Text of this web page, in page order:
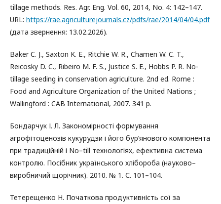
tillage methods. Res. Agr. Eng. Vol. 60, 2014, No. 4: 142–147.
URL: https://rae.agriculturejournals.cz/pdfs/rae/2014/04/04.pdf
(дата звернення: 13.02.2026).
Baker C. J., Saxton K. E., Ritchie W. R., Chamen W. C. T.,
Reicosky D. C., Ribeiro M. F. S., Justice S. E., Hobbs P. R. No-
tillage seeding in conservation agriculture. 2nd ed. Rome :
Food and Agriculture Organization of the United Nations ;
Wallingford : CAB International, 2007. 341 p.
Бондарчук І. Л. Закономірності формування
агрофітоценозів кукурудзи і його бур’янового компонента
при традиційній і No–till технологіях, ефективна система
контролю. Посібник українського хлібороба (науково–
виробничий щорічник). 2010. № 1. С. 101–104.
Тетерещенко Н. Початкова продуктивність сої за